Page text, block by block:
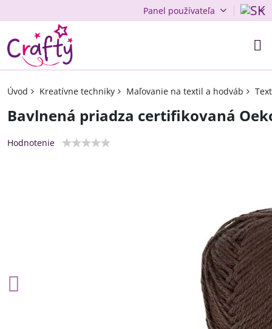
Panel používateľa
Úvod Kreatívne techniky Maľovanie na textil a hodváb
Bavlnená priadza certifikovaná
Hodnotenie